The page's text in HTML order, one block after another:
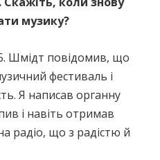
музику?
Шмідт повідомив, що
фестиваль і
Я написав органну
і навіть отримав
радіо, що з радістю й